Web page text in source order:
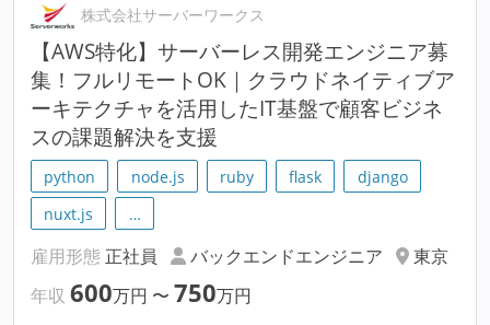
株式会社サーバーワークス
【AWS特化】サーバーレス開発エンジニア募
集！フルリモートOK｜クラウドネイティブア
ーキテクチャを活用したIT基盤で顧客ビジネ
スの課題解決を支援
python node.js ruby flask
django
nuxt.js
…
雇用形態 正社員 バックエンドエンジニア
東京
年収 600万円 〜 750万円